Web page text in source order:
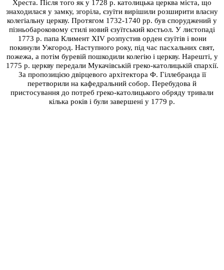
Хреста. Після того як у 1728 р. католицька церква міста, що
знаходилася у замку, згоріла, єзуїти вирішили розширити власну
колегіальну церкву. Протягом 1732-1740 рр. був споруджений у
пізньобароковому стилі новий єзуїтський костьол. У листопаді
1773 р. папа Климент XIV розпустив орден єзуїтів і вони
покинули Ужгород. Наступного року, під час пасхальних свят,
пожежа, а потім буревій пошкодили колегію і церкву. Нарешті, у
1775 р. церкву передали Мукачівській греко-католицькій єпархії.
За пропозицією двірцевого архітектора Ф. Гіллебранда її
перетворили на кафедральний собор. Перебудова й
пристосування до потреб греко-католицького обряду тривали
кілька років і були завершені у 1779 р.